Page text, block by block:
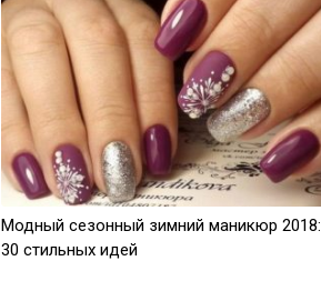
Модный сезонный зимний маникюр 2018:
30 стильных идей